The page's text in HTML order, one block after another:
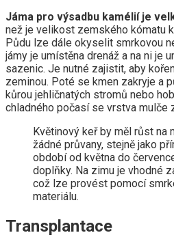
Jáma pro výsadbu kamélií je
než je velikost zemského kómatu
Půdu lze dále okyselit smrkovou
jámy je umístěna drenáž a na ni je
sazenic. Je nutné zajistit, aby
zeminou. Poté se kmen zakryje a
kůrou jehličnatých stromů nebo
chladného počasí se vrstva mulče
Květinový keř by měl růst na
žádné průvany, stejně jako
období od května do
doplňky. Na zimu je vhodné
což lze provést pomocí
materiálu.
Transplantace